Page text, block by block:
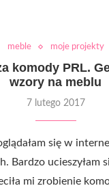
meble moje projekty
komody PRL.
wzory na meblu
7 lutego 2017
się w
Bardzo ucieszyłam
mi zrobienie